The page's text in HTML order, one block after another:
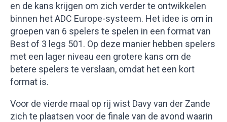
en de kans krijgen om zich verder te ontwikkelen
binnen het ADC Europe-systeem. Het idee is om in
groepen van 6 spelers te spelen in een format van
Best of 3 legs 501. Op deze manier hebben spelers
met een lager niveau een grotere kans om de
betere spelers te verslaan, omdat het een kort
format is.
Voor de vierde maal op rij wist Davy van der Zande
zich te plaatsen voor de finale van de avond waarin